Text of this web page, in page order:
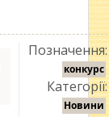
Позначення:
конкурс
Категорії:
Новини